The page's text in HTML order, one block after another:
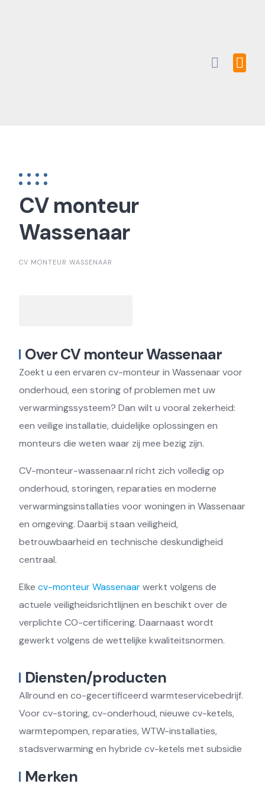
CV monteur
Wassenaar
CV MONTEUR WASSENAAR
Over CV monteur Wassenaar
Zoekt u een ervaren cv-monteur in Wassenaar voor
onderhoud, een storing of problemen met uw
verwarmingssysteem? Dan wilt u vooral zekerheid:
een veilige installatie, duidelijke oplossingen en
monteurs die weten waar zij mee bezig zijn.
CV-monteur-wassenaar.nl richt zich volledig op
onderhoud, storingen, reparaties en moderne
verwarmingsinstallaties voor woningen in Wassenaar
en omgeving. Daarbij staan veiligheid,
betrouwbaarheid en technische deskundigheid
centraal.
Elke cv-monteur Wassenaarwerkt volgens de
actuele veiligheidsrichtlijnen en beschikt over de
verplichte CO-certificering. Daarnaast wordt
gewerkt volgens de wettelijke kwaliteitsnormen.
Diensten/producten
Allround en co-gecertificeerd warmteservicebedrijf.
Voor cv-storing, cv-onderhoud, nieuwe cv-ketels,
warmtepompen, reparaties, WTW-installaties,
stadsverwarming en hybride cv-ketels met subsidie
Merken